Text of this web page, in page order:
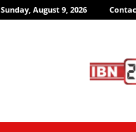
Sunday, August 9, 2026